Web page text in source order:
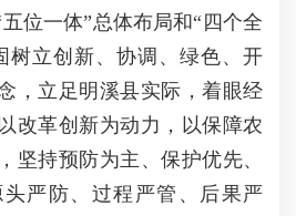
位一体”总体布局和“四个全
树立创新、协调、绿色、开
，立足明溪县实际，着眼经
改革创新为动力，以保障农
坚持预防为主、保护优先、
严防、过程严管、后果严